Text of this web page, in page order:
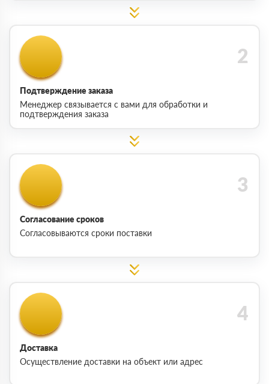
Подтверждение заказа
Менеджер связывается с вами для обработки и
подтверждения заказа
Согласование сроков
Согласовываются сроки поставки
Доставка
Осуществление доставки на объект или адрес